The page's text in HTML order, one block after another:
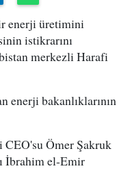
enerji üretimini
istikrarını
merkezli Harafi
enerji bakanlıklarının
Ömer Şakruk
İbrahim el-Emir